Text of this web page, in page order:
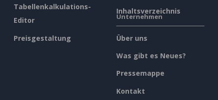
Tabellenkalkulations-
Editor
Preisgestaltung
Inhaltsverzeichnis
Unternehmen
Über uns
Was gibt es Neues?
Pressemappe
Kontakt